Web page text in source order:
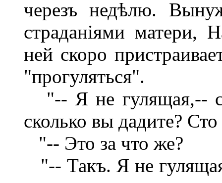
черезъ недѣлю.
страданіями матери,
ней скоро
"прогуляться".
"-- Я не гулящая,--
сколько вы дадите?
"-- Это за что же?
"-- Такъ. Я не